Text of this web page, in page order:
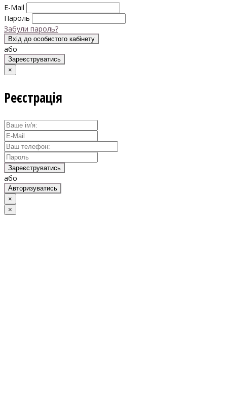
E-Mail
Пароль
Забули пароль?
Вхід до особистого кабінету
або
Зареєструватись
×
Реєстрація
Зареєструватись
або
Авторизуватись
×
×